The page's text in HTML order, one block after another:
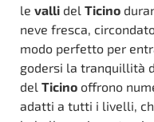
le valli del Ticino
neve fresca,
modo perfetto per
godersi la tranquillità
del Ticino offrono
adatti a tutti i livelli,